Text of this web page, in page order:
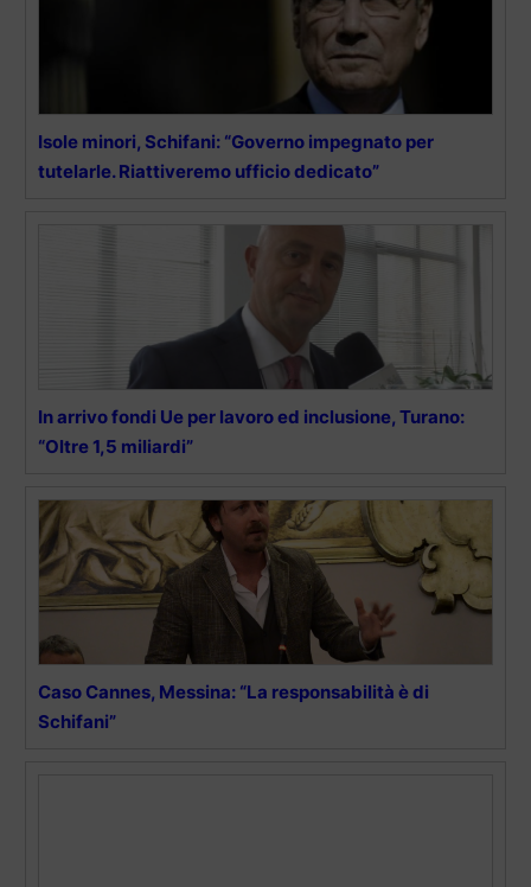
Isole minori, Schifani: “Governo impegnato per
tutelarle. Riattiveremo ufficio dedicato”
In arrivo fondi Ue per lavoro ed inclusione, Turano:
“Oltre 1,5 miliardi”
Caso Cannes, Messina: “La responsabilità è di
Schifani”